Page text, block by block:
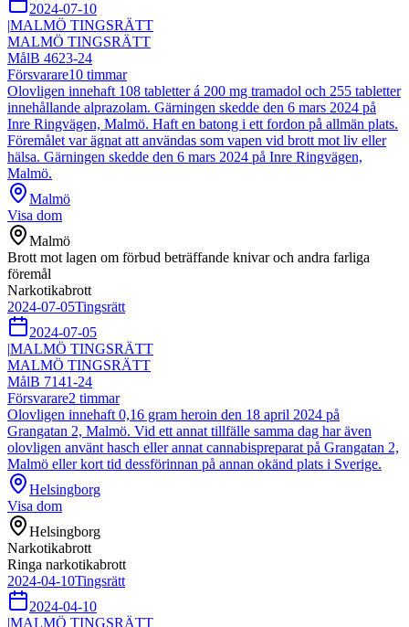
2024-07-10
|MALMÖ TINGSRÄTT
MALMÖ TINGSRÄTT
MålB 4623-24
Försvarare10 timmar
Olovligen innehaft 108 tabletter á 200 mg tramadol och 255 tabletter
innehållande alprazolam. Gärningen skedde den 6 mars 2024 på
Inre Ringvägen, Malmö. Haft en batong i ett fordon på allmän plats.
Föremålet var ägnat att användas som vapen vid brott mot liv eller
hälsa. Gärningen skedde den 6 mars 2024 på Inre Ringvägen,
Malmö.
Malmö
Visa dom
Malmö
Brott mot lagen om förbud beträffande knivar och andra farliga
föremål
Narkotikabrott
2024-07-05Tingsrätt
2024-07-05
|MALMÖ TINGSRÄTT
MALMÖ TINGSRÄTT
MålB 7141-24
Försvarare2 timmar
Olovligen innehaft 0,16 gram heroin den 18 april 2024 på
Grangatan 2, Malmö. Vid ett annat tillfälle samma dag har även
olovligen använt hasch eller annat cannabispreparat på Grangatan 2,
Malmö eller kort tid dessförinnan på annan okänd plats i Sverige.
Helsingborg
Visa dom
Helsingborg
Narkotikabrott
Ringa narkotikabrott
2024-04-10Tingsrätt
2024-04-10
|MALMÖ TINGSRÄTT